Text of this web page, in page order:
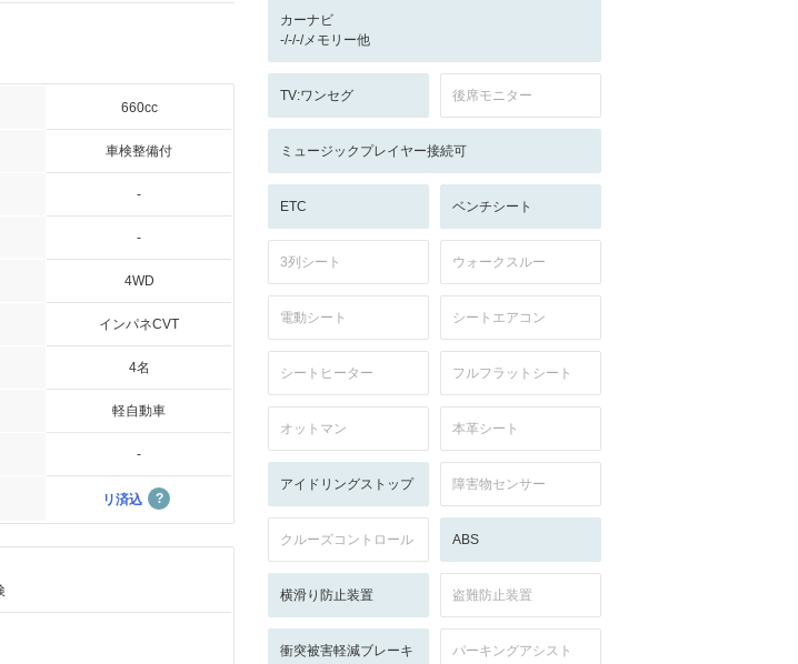
660cc
車検整備付
-
-
4WD
インパネCVT
4名
軽自動車
-
リ済込
カーナビ
-/-/-/メモリー他
TV:ワンセグ 後席モニター
ミュージックプレイヤー接続可
ETC ベンチシート
3列シート ウォークスルー
電動シート シートエアコン
シートヒーター フルフラットシート
オットマン 本革シート
アイドリングストップ 障害物センサー
クルーズコントロール ABS
横滑り防止装置 盗難防止装置
衝突被害軽減ブレーキ パーキングアシスト